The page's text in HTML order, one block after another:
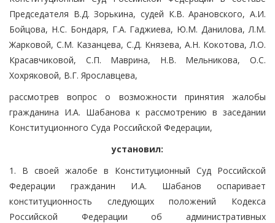
Председателя В.Д. Зорькина, судей К.В. Арановского, А.И.
Бойцова, Н.С. Бондаря, Г.А. Гаджиева, Ю.М. Данилова, Л.М.
Жарковой, С.М. Казанцева, С.Д. Князева, А.Н. Кокотова, Л.О.
Красавчиковой, С.П. Маврина, Н.В. Мельникова, О.С.
Хохряковой, В.Г. Ярославцева,
рассмотрев вопрос о возможности принятия жалобы
гражданина И.А. Шабанова к рассмотрению в заседании
Конституционного Суда Российской Федерации,
установил:
1. В своей жалобе в Конституционный Суд Российской
Федерации гражданин И.А. Шабанов оспаривает
конституционность следующих положений Кодекса
Российской Федерации об административных